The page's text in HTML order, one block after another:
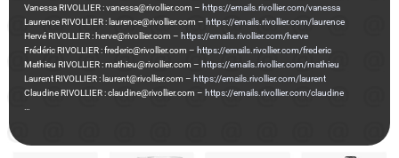
Vanessa RIVOLLIER : vanessa@rivollier.com – https://emails.rivollier.com/vanessa
Laurence RIVOLLIER : laurence@rivollier.com – https://emails.rivollier.com/laurence
Hervé RIVOLLIER : herve@rivollier.com – https://emails.rivollier.com/herve
Frédéric RIVOLLIER : frederic@rivollier.com – https://emails.rivollier.com/frederic
Mathieu RIVOLLIER : mathieu@rivollier.com – https://emails.rivollier.com/mathieu
Laurent RIVOLLIER : laurent@rivollier.com – https://emails.rivollier.com/laurent
Claudine RIVOLLIER : claudine@rivollier.com – https://emails.rivollier.com/claudine